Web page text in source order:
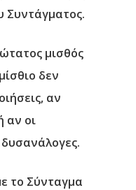
Συντάγματος.
μισθός
δεν
αν
αν οι
δυσανάλογες.
το Σύνταγμα